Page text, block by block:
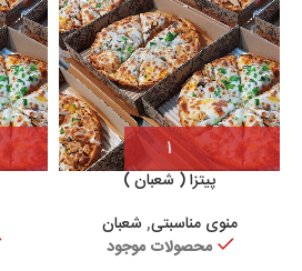
پیتزا ( شعبان )
منوی مناسبتی, شعبان
محصولات موجود